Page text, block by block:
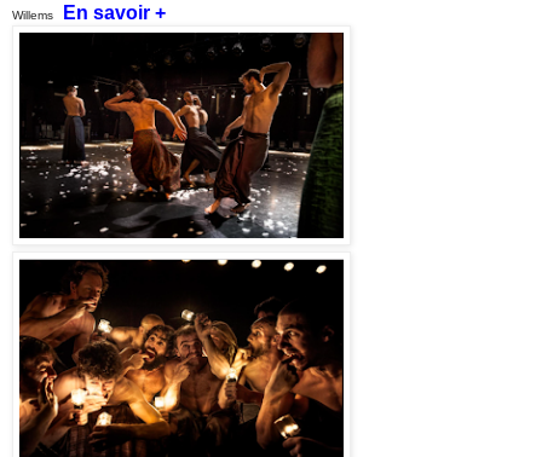
Willems
En savoir +